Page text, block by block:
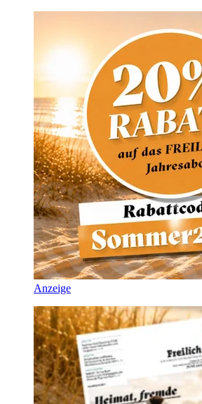
Anzeige